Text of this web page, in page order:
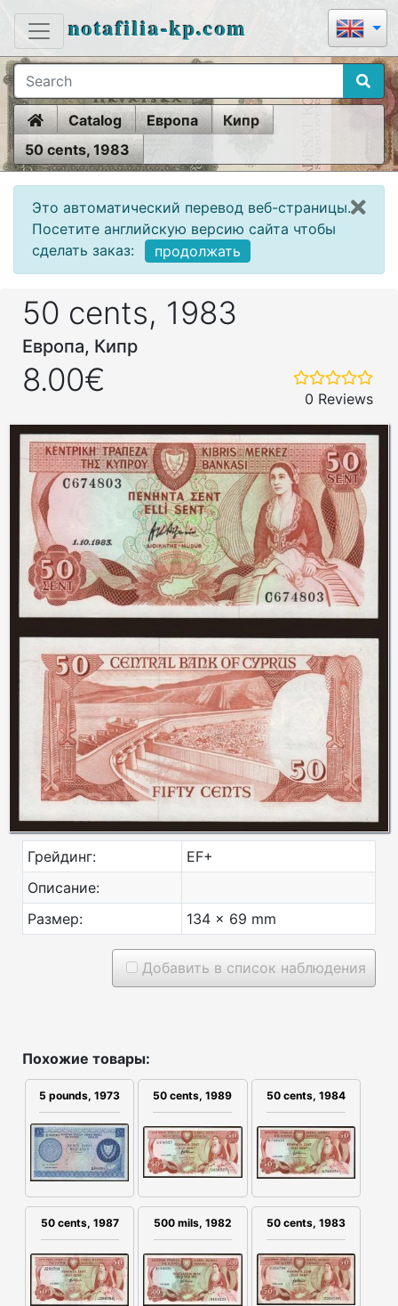
notafilia-kp.com
HomeCatalog Европа
Кипр
50 cents, 1983
Это автоматический перевод веб-страницы.
Посетите английскую версию сайта чтобы
сделать заказ:
продолжать
50 cents, 1983
Европа, Кипр
8.00€
0 Reviews
Грейдинг:
EF+
Описание:
Размер:
134 x 69 mm
Добавить в список наблюдения
Похожие товары:
5 pounds, 1973 50 cents, 1989 50 cents, 1984
50 cents, 1987 500 mils, 1982 50 cents, 1983